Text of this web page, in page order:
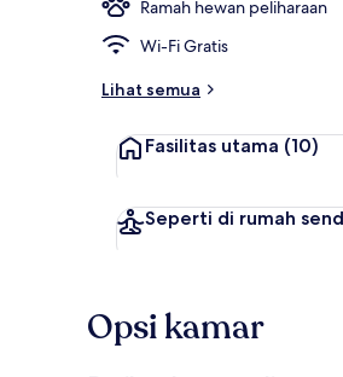
Ramah hewan peliharaan
Wi-Fi Gratis
Lihat semua
Fasilitas utama (10)
Seperti di rumah
Opsi kamar